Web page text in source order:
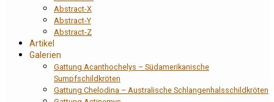
Abstract-X
Abstract-Y
Abstract-Z
Artikel
Galerien
Gattung Acanthochelys – Südamerikanische
Sumpfschildkröten
Gattung Chelodina – Australische Schlangenhalsschildkröten